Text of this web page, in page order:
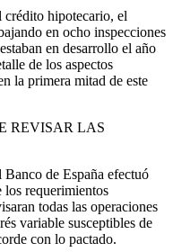
crédito hipotecario, el
en ocho inspecciones
en desarrollo el año
de los aspectos
la primera mitad de este
REVISAR LAS
de España efectuó
requerimientos
todas las operaciones
variable susceptibles de
con lo pactado.